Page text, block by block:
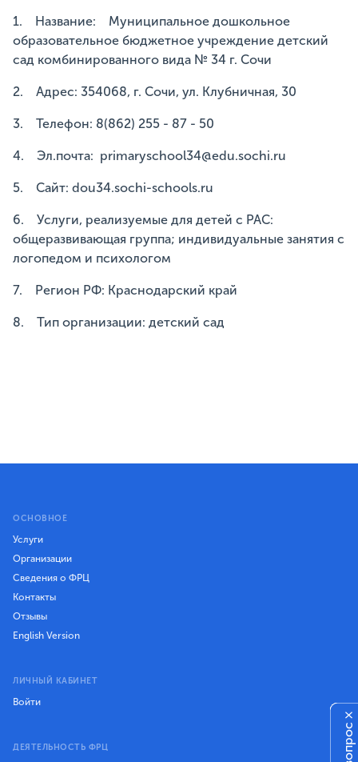
1. Название: Муниципальное дошкольное
образовательное бюджетное учреждение детский
сад комбинированного вида № 34 г. Сочи
2. Адрес: 354068, г. Сочи, ул. Клубничная, 30
3. Телефон: 8(862) 255 - 87 - 50
4. Эл.почта: primaryschool34@edu.sochi.ru
5. Сайт: dou34.sochi-schools.ru
6. Услуги, реализуемые для детей с РАС:
общеразвивающая группа; индивидуальные занятия с
логопедом и психологом
7. Регион РФ: Краснодарский край
8. Тип организации: детский сад
ОСНОВНОЕ
Услуги
Организации
Сведения о ФРЦ
Контакты
Отзывы
English Version
ЛИЧНЫЙ КАБИНЕТ
Войти
ДЕЯТЕЛЬНОСТЬ ФРЦ
×